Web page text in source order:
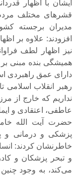
ایشان با اظهار
قشرهای مختلف
مدیران برجسته
افزودند: علاوه بر
نیز اظهار لطف
همیشگی بنده مبنی بر
دارای عمق راهبردی
رهبر انقلاب اسلامی
نداریم که خارج از
عاطفی، اعتقادی و
حضرت آیت الله
پزشکی و درمانی و
خاطرنشان کردند:
و تبحر پزشکان و
می‌کند، به وجود